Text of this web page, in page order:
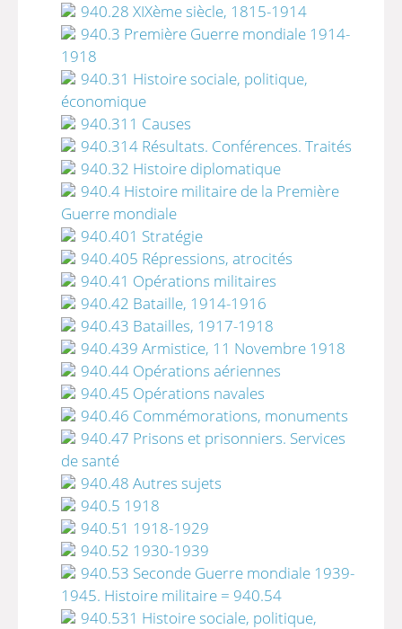
940.28 XIXème siècle, 1815-1914
940.3 Première Guerre mondiale 1914-
1918
940.31 Histoire sociale, politique,
économique
940.311 Causes
940.314 Résultats. Conférences. Traités
940.32 Histoire diplomatique
940.4 Histoire militaire de la Première
Guerre mondiale
940.401 Stratégie
940.405 Répressions, atrocités
940.41 Opérations militaires
940.42 Bataille, 1914-1916
940.43 Batailles, 1917-1918
940.439 Armistice, 11 Novembre 1918
940.44 Opérations aériennes
940.45 Opérations navales
940.46 Commémorations, monuments
940.47 Prisons et prisonniers. Services
de santé
940.48 Autres sujets
940.5 1918
940.51 1918-1929
940.52 1930-1939
940.53 Seconde Guerre mondiale 1939-
1945. Histoire militaire = 940.54
940.531 Histoire sociale, politique,